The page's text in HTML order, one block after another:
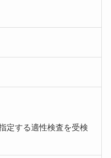
定する適性検査を受検